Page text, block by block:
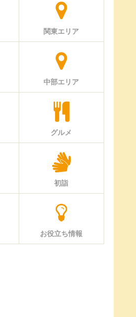
関東エリア
中部エリア
グルメ
初詣
お役立ち情報